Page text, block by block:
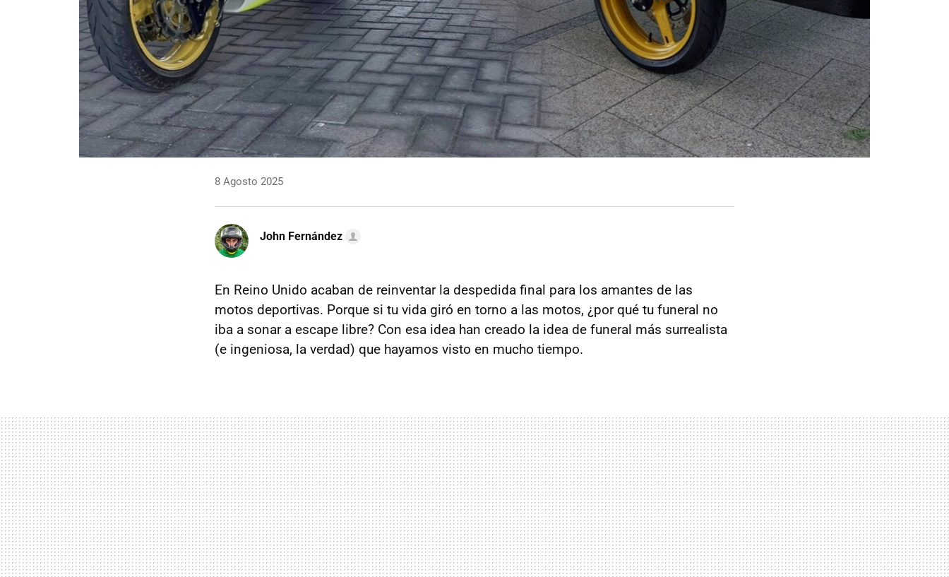
8 Agosto 2025
John Fernández
En Reino Unido acaban de reinventar la despedida final para los amantes de las
motos deportivas. Porque si tu vida giró en torno a las motos, ¿por qué tu funeral no
iba a sonar a escape libre? Con esa idea han creado la idea de funeral más surrealista
(e ingeniosa, la verdad) que hayamos visto en mucho tiempo.